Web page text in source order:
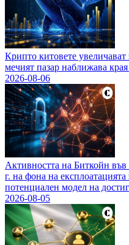
Крипто китовете
мечият пазар наближава
2026-08-06
Активността на Биткойн във
г. на фона на
потенциален модел на
2026-08-05